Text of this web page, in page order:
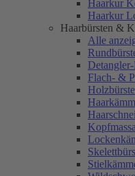
Haarkur
Haarkur
Haarbürsten &
Alle
Flach- &